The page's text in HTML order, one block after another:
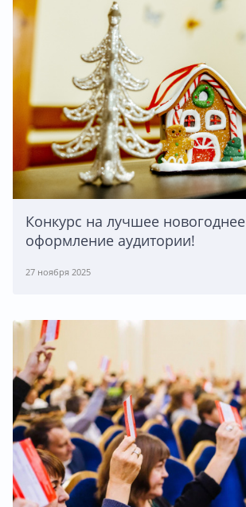
Конкурс на лучшее новогоднее
оформление аудитории!
27 ноября 2025